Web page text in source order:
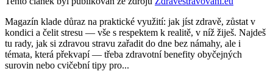
Magazín klade důraz na praktické využití: jak jíst zdravě, zůstat v
kondici a čelit stresu — vše s respektem k realitě, v níž žiješ. Najdeš
tu rady, jak si zdravou stravu zařadit do dne bez námahy, ale i
témata, která překvapí — třeba zdravotní benefity obyčejných
surovin nebo cvičební tipy pro...